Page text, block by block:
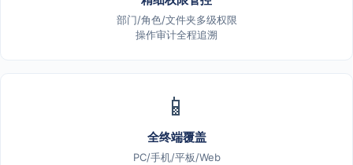
部门/角色/文件夹多级权限
操作审计全程追溯
📱
全终端覆盖
PC/手机/平板/Web